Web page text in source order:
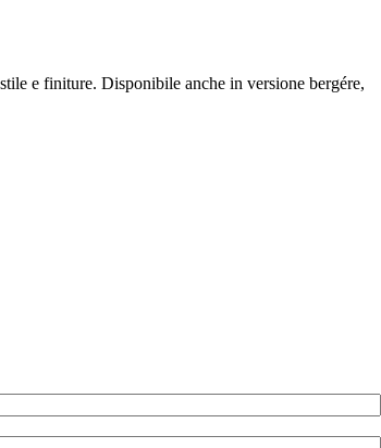
e finiture. Disponibile anche in versione bergére,